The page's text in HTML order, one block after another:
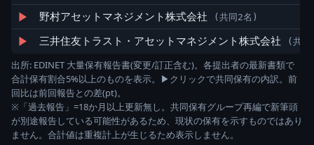
▶ 野村アセットマネジメント株式会社 (共同2名)
▶ 三井住友トラスト・アセットマネジメント株式会社 (共
出所: EDINET 大量保有報告書(変更/訂正含む)。各提出者の最新書類で
合計保有割合5%以上のものを表示。▶クリックで共同保有の内訳。前
回比は前回報告との差(pt)。
※「過去報告」=18か月以上更新無し。共同保有グループ再編で新筆頭
が別途報告している可能性があるため、現状の保有を示すものではあり
ません。合計値は重複計上が生じるため表示しません。